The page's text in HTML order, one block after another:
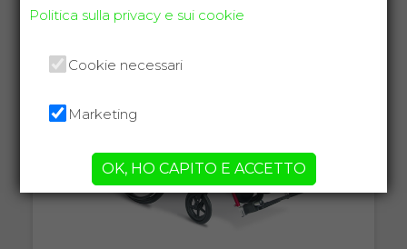
Politica sulla privacy e sui cookie
Cookie necessari
Marketing
OK, HO CAPITO E ACCETTO